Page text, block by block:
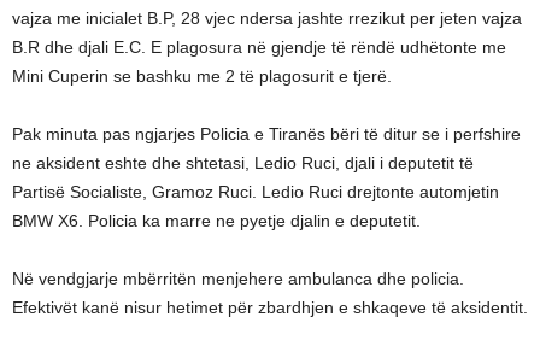
vajza me inicialet B.P, 28 vjec ndersa jashte rrezikut per jeten vajza
B.R dhe djali E.C. E plagosura në gjendje të rëndë udhëtonte me
Mini Cuperin se bashku me 2 të plagosurit e tjerë.
Pak minuta pas ngjarjes Policia e Tiranës bëri të ditur se i perfshire
ne aksident eshte dhe shtetasi, Ledio Ruci, djali i deputetit të
Partisë Socialiste, Gramoz Ruci. Ledio Ruci drejtonte automjetin
BMW X6. Policia ka marre ne pyetje djalin e deputetit.
Në vendgjarje mbërritën menjehere ambulanca dhe policia.
Efektivët kanë nisur hetimet për zbardhjen e shkaqeve të aksidentit.